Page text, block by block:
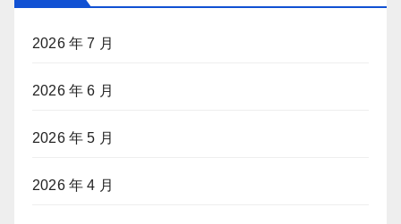
2026 年 7 月
2026 年 6 月
2026 年 5 月
2026 年 4 月